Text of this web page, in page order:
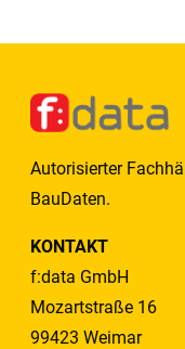
Autorisierter
BauDaten.
KONTAKT
f:data GmbH
Mozartstraße 16
99423 Weimar